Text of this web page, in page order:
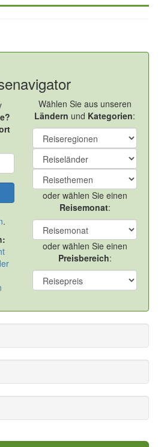
.
Wählen Sie aus unseren
Ländern und Kategorien:
oder wählen Sie einen
Reisemonat:
oder wählen Sie einen
Preisbereich: